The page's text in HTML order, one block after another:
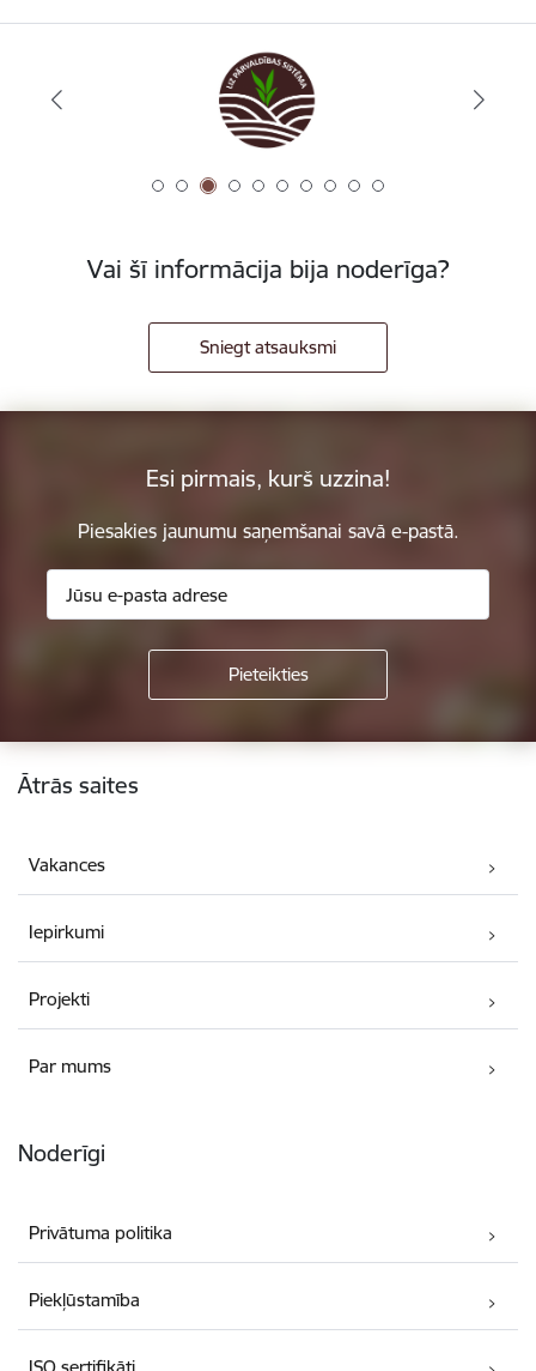
Vai šī informācija bija noderīga?
Sniegt atsauksmi
Esi pirmais, kurš uzzina!
Piesakies jaunumu saņemšanai savā e-pastā.
Kājene
Ātrās saites
Vakances
Iepirkumi
Projekti
Par mums
Noderīgi
Privātuma politika
Piekļūstamība